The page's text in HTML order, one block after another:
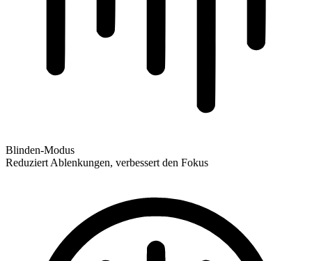
Blinden-Modus
Reduziert Ablenkungen, verbessert den Fokus